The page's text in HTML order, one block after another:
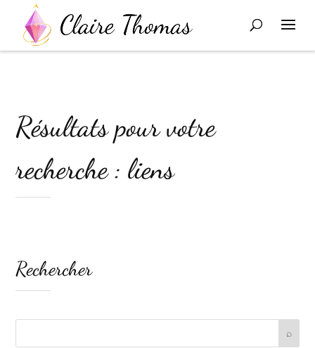
Résultats pour votre
recherche : liens
Rechercher